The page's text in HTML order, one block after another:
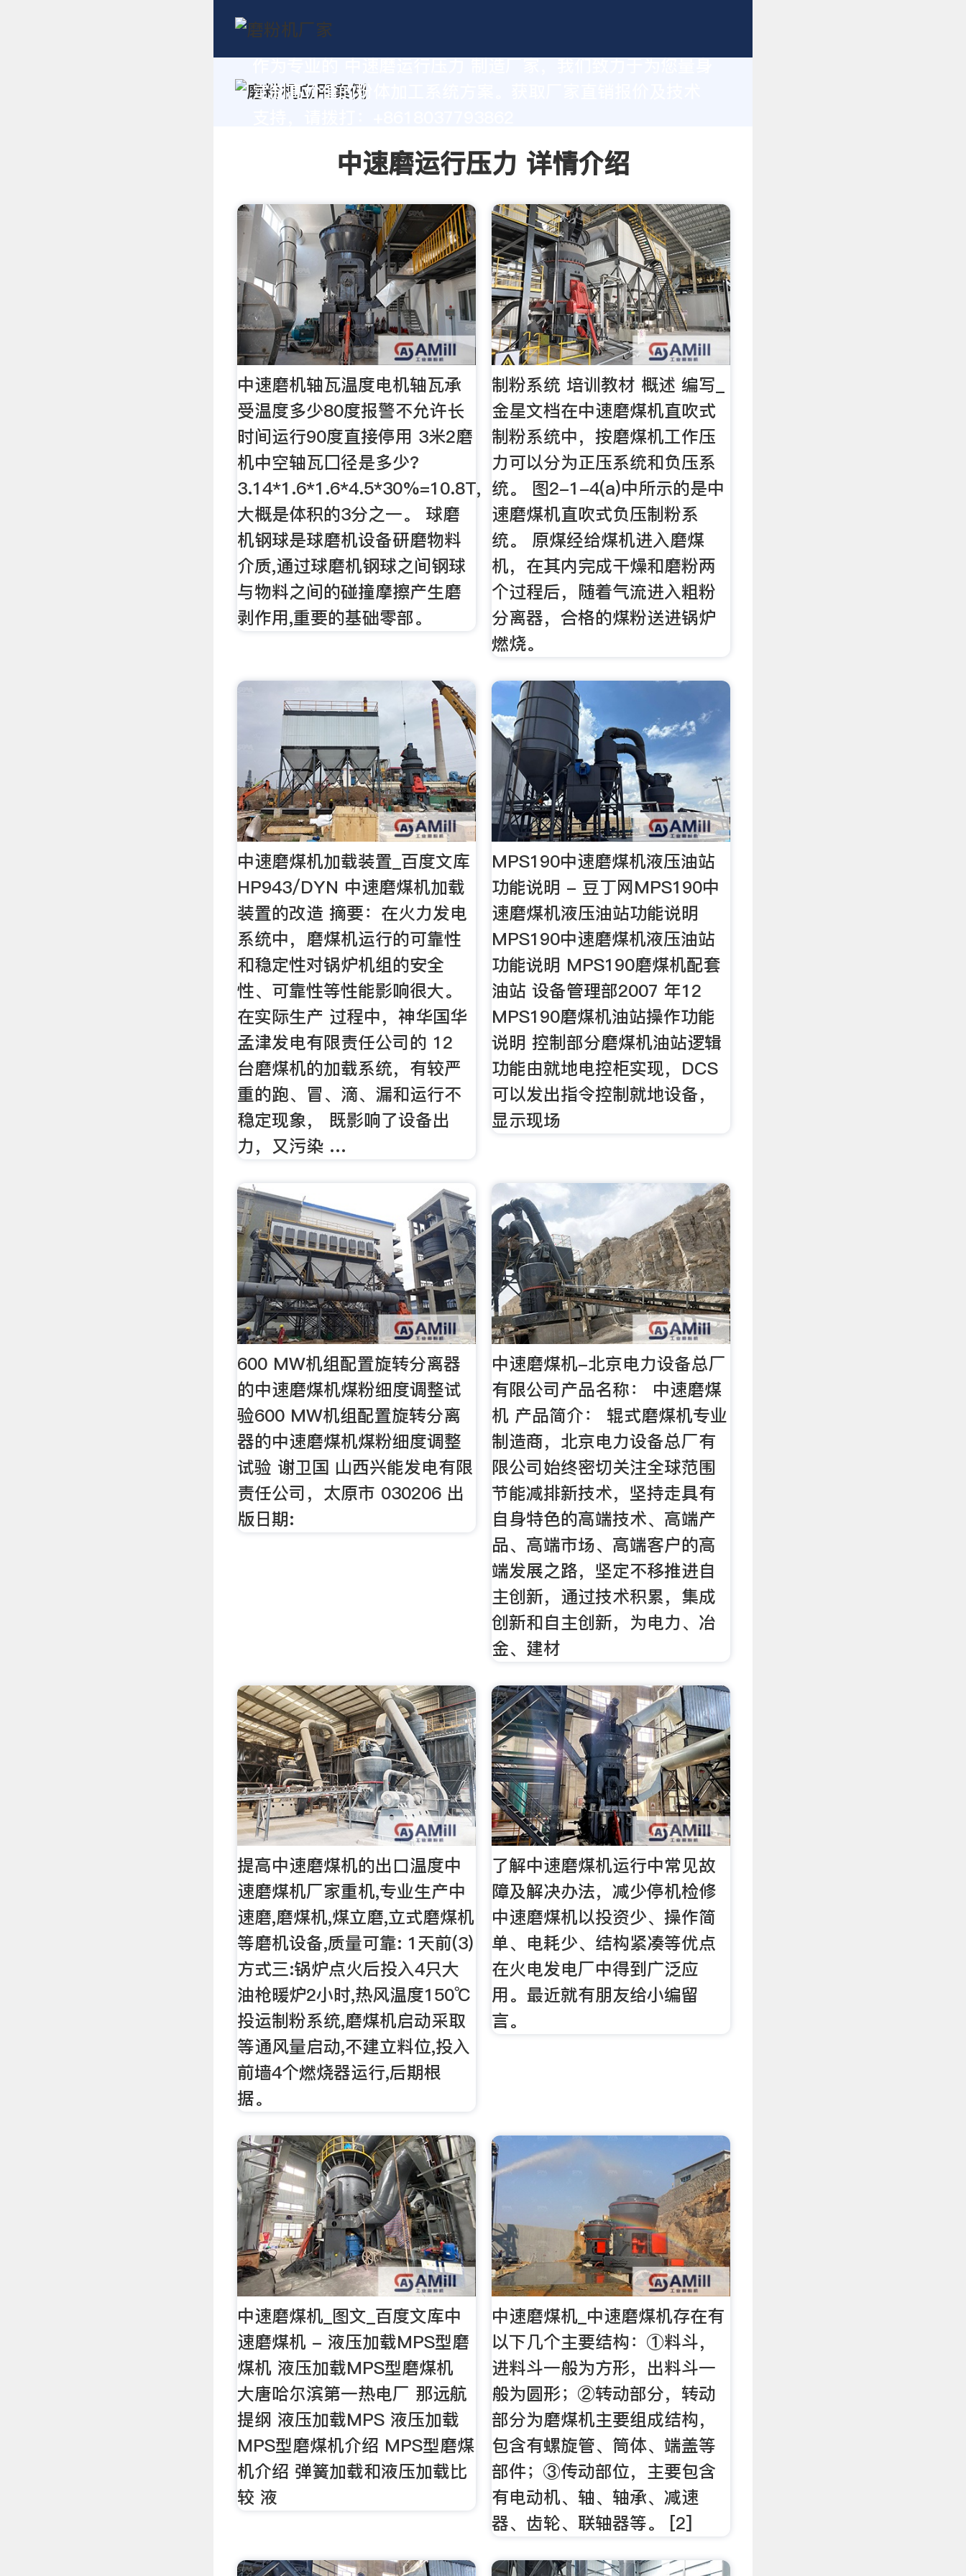
定制高价值的粉体加工系统方案。获取厂家直销报价及技术
中速磨运行压力 详情介绍
中速磨机轴瓦温度电机轴瓦承
受温度多少80度报警不允许长
时间运行90度直接停用 3米2磨
机中空轴瓦囗径是多少?
3.14*1.6*1.6*4.5*30%=10.8T,
大概是体积的3分之一。 球磨
机钢球是球磨机设备研磨物料
介质,通过球磨机钢球之间钢球
与物料之间的碰撞摩擦产生磨
剥作用,重要的基础零部。
制粉系统 培训教材 概述 编写_
金星文档在中速磨煤机直吹式
制粉系统中，按磨煤机工作压
力可以分为正压系统和负压系
统。 图2-1-4(a)中所示的是中
速磨煤机直吹式负压制粉系
统。 原煤经给煤机进入磨煤
机，在其内完成干燥和磨粉两
个过程后，随着气流进入粗粉
分离器，合格的煤粉送进锅炉
燃烧。
中速磨煤机加载装置_百度文库
HP943/DYN 中速磨煤机加载
装置的改造 摘要：在火力发电
系统中，磨煤机运行的可靠性
和稳定性对锅炉机组的安全
性、可靠性等性能影响很大。
在实际生产 过程中，神华国华
孟津发电有限责任公司的 12
台磨煤机的加载系统，有较严
重的跑、冒、滴、漏和运行不
稳定现象， 既影响了设备出
力，又污染 …
MPS190中速磨煤机液压油站
功能说明 - 豆丁网MPS190中
速磨煤机液压油站功能说明
MPS190中速磨煤机液压油站
功能说明 MPS190磨煤机配套
油站 设备管理部2007 年12
MPS190磨煤机油站操作功能
说明 控制部分磨煤机油站逻辑
功能由就地电控柜实现，DCS
可以发出指令控制就地设备，
显示现场
600 MW机组配置旋转分离器
的中速磨煤机煤粉细度调整试
验600 MW机组配置旋转分离
器的中速磨煤机煤粉细度调整
试验 谢卫国 山西兴能发电有限
责任公司，太原市 030206 出
版日期:
中速磨煤机-北京电力设备总厂
有限公司产品名称： 中速磨煤
机 产品简介： 辊式磨煤机专业
制造商，北京电力设备总厂有
限公司始终密切关注全球范围
节能减排新技术，坚持走具有
自身特色的高端技术、高端产
品、高端市场、高端客户的高
端发展之路，坚定不移推进自
主创新，通过技术积累，集成
创新和自主创新，为电力、冶
金、建材
提高中速磨煤机的出口温度中
速磨煤机厂家重机,专业生产中
速磨,磨煤机,煤立磨,立式磨煤机
等磨机设备,质量可靠: 1天前(3)
方式三:锅炉点火后投入4只大
油枪暖炉2小时,热风温度150℃
投运制粉系统,磨煤机启动采取
等通风量启动,不建立料位,投入
前墙4个燃烧器运行,后期根
据。
了解中速磨煤机运行中常见故
障及解决办法，减少停机检修
中速磨煤机以投资少、操作简
单、电耗少、结构紧凑等优点
在火电发电厂中得到广泛应
用。最近就有朋友给小编留
言。
中速磨煤机_图文_百度文库中
速磨煤机 - 液压加载MPS型磨
煤机 液压加载MPS型磨煤机
大唐哈尔滨第一热电厂 那远航
提纲 液压加载MPS 液压加载
MPS型磨煤机介绍 MPS型磨煤
机介绍 弹簧加载和液压加载比
较 液
中速磨煤机_中速磨煤机存在有
以下几个主要结构：①料斗，
进料斗一般为方形，出料斗一
般为圆形；②转动部分，转动
部分为磨煤机主要组成结构，
包含有螺旋管、筒体、端盖等
部件；③传动部位，主要包含
有电动机、轴、轴承、减速
器、齿轮、联轴器等。 [2]